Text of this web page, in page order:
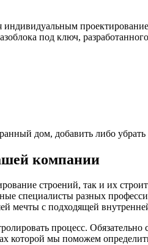
под ключ,
дом, добавить либо
компании
строений, так и их
специалисты разных
мечты с подходящей
процесс.
которой мы поможем